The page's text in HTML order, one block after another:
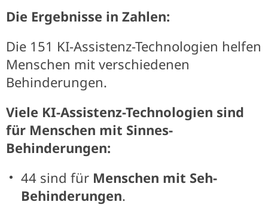
Die Ergebnisse in Zahlen:
Die 151 KI-Assistenz-Technologien helfen
Menschen mit verschiedenen
Behinderungen.
Viele KI-Assistenz-Technologien sind
für Menschen mit Sinnes-
Behinderungen:
44 sind für Menschen mit Seh-
Behinderungen.